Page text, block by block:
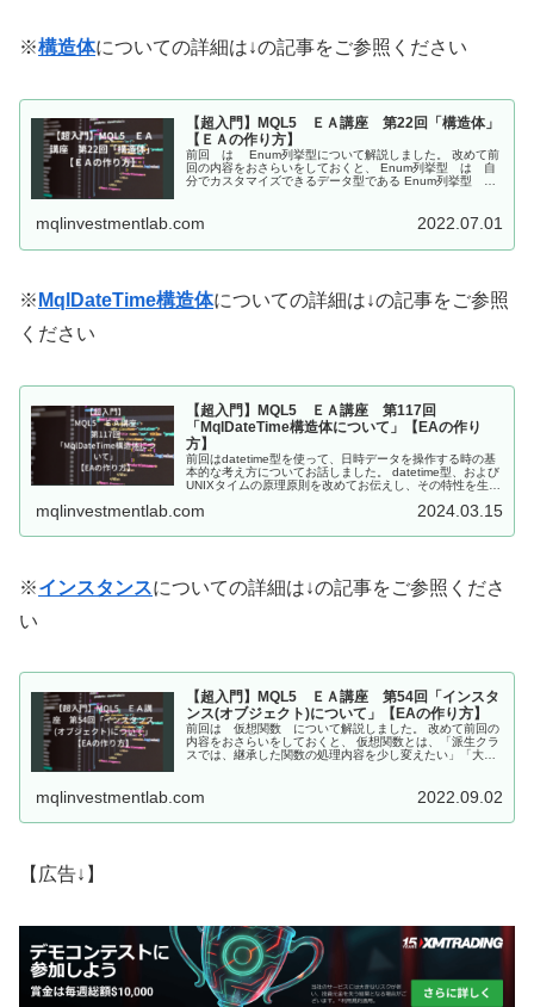
※構造体についての詳細は↓の記事をご参照ください
【超入門】MQL5 ＥＡ講座 第22回「構造体」
【ＥＡの作り方】
前回 は Enum列挙型について解説しました。 改めて前
回の内容をおさらいをしておくと、 Enum列挙型 は 自
分でカスタマイズできるデータ型である Enum列挙型
mqlinvestmentlab.com 2022.07.01
※ MqlDateTime構造体についての詳細は↓の記事をご参照
ください
【超入門】MQL5 ＥＡ講座 第117回
「MqlDateTime構造体について」【EAの作り
方】
前回はdatetime型を使って、日時データを操作する時の基
本的な考え方についてお話しました。 datetime型、および
UNIXタイムの原理原則を改めてお伝えし、その特性を生か
といった特...
mqlinvestmentlab.com 2024.03.15
※インスタンスについての詳細は↓の記事をご参照くださ
い
【超入門】MQL5 ＥＡ講座 第54回「インスタ
ンス(オブジェクト)について」【EAの作り方】
前回は 仮想関数 について解説しました。 改めて前回の
内容をおさらいをしておくと、 仮想関数とは、「派生クラ
スでは、継承した関数の処理内容を少し変えたい」「大ま
mqlinvestmentlab.com 2022.09.02
【広告↓】